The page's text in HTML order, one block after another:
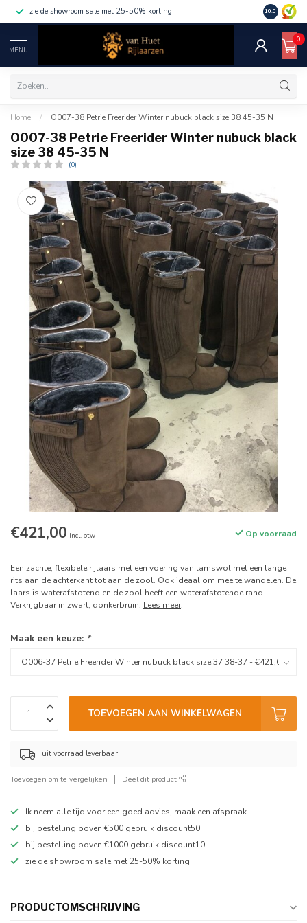
zie de showroom sale met 25-50% korting 10.0
MENU
0
Home / O007-38 Petrie Freerider Winter nubuck black size 38 45-35 N
O007-38 Petrie Freerider Winter nubuck black
size 38 45-35 N
(0)
€421,00 Incl. btw Op voorraad
Een zachte, flexibele rijlaars met een voering van lamswol met een lange
rits aan de achterkant tot aan de zool. Ook ideaal om mee te wandelen. De
laars is waterafstotend en de zool heeft een waterafstotende rand.
Verkrijgbaar in zwart, donkerbruin. Lees meer.
Maak een keuze: *
TOEVOEGEN AAN WINKELWAGEN
uit voorraad leverbaar
Toevoegen om te vergelijken Deel dit product
Ik neem alle tijd voor een goed advies, maak een afspraak
bij bestelling boven €500 gebruik discount50
bij bestelling boven €1000 gebruik discount10
zie de showroom sale met 25-50% korting
PRODUCTOMSCHRIJVING